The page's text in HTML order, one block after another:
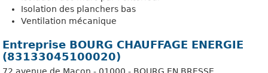
Isolation des planchers bas
Ventilation mécanique
Entreprise BOURG CHAUFFAGE ENERGIE
(83133045100020)